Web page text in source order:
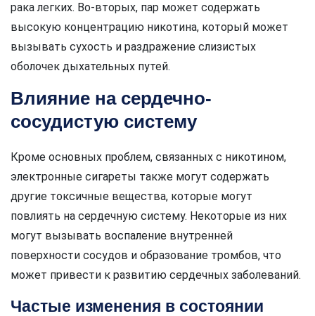
рака легких. Во-вторых, пар может содержать
высокую концентрацию никотина, который может
вызывать сухость и раздражение слизистых
оболочек дыхательных путей.
Влияние на сердечно-
сосудистую систему
Кроме основных проблем, связанных с никотином,
электронные сигареты также могут содержать
другие токсичные вещества, которые могут
повлиять на сердечную систему. Некоторые из них
могут вызывать воспаление внутренней
поверхности сосудов и образование тромбов, что
может привести к развитию сердечных заболеваний.
Частые изменения в состоянии